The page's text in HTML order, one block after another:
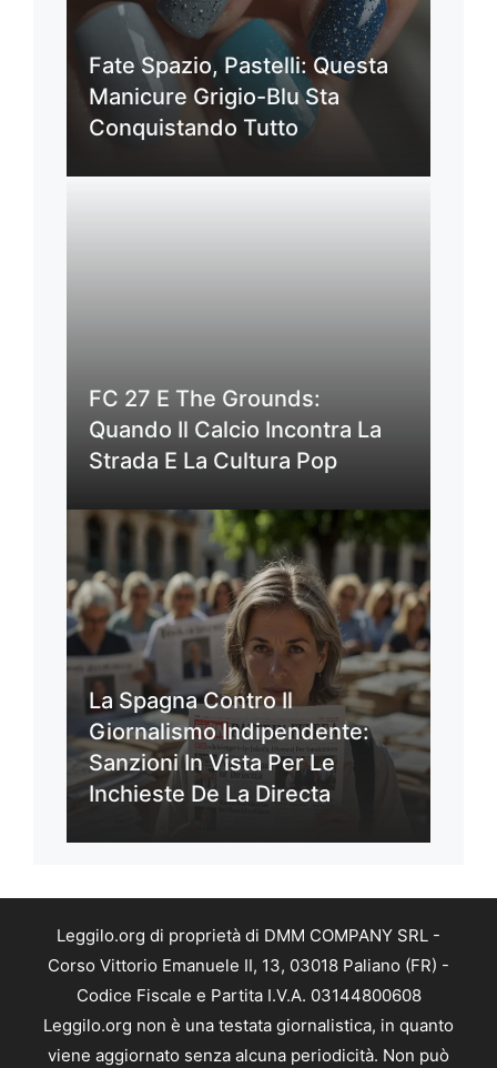
Fate Spazio, Pastelli: Questa
Manicure Grigio-Blu Sta
Conquistando Tutto
FC 27 E The Grounds:
Quando Il Calcio Incontra La
Strada E La Cultura Pop
La Spagna Contro Il
Giornalismo Indipendente:
Sanzioni In Vista Per Le
Inchieste De La Directa
Leggilo.org di proprietà di DMM COMPANY SRL -
Corso Vittorio Emanuele II, 13, 03018 Paliano (FR) -
Codice Fiscale e Partita I.V.A. 03144800608
Leggilo.org non è una testata giornalistica, in quanto
viene aggiornato senza alcuna periodicità. Non può